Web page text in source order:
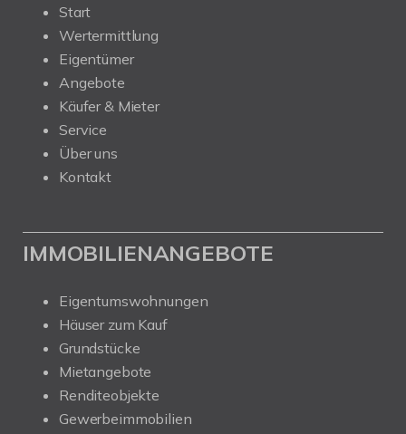
Start
Wertermittlung
Eigentümer
Angebote
Käufer & Mieter
Service
Über uns
Kontakt
IMMOBILIENANGEBOTE
Eigentumswohnungen
Häuser zum Kauf
Grundstücke
Mietangebote
Renditeobjekte
Gewerbeimmobilien